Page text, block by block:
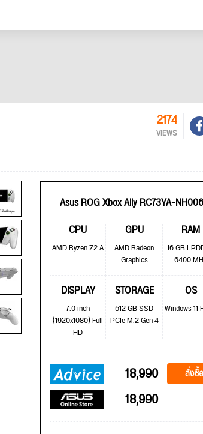
2174
VIEWS
Asus ROG Xbox Ally RC73YA-
CPU
AMD Ryzen Z2 A
GPU
AMD Radeon
Graphics
RAM
16 GB
6400
DISPLAY
7.0 inch
(1920x1080) Full
HD
STORAGE
512 GB SSD
PCIe M.2 Gen 4
OS
Windows 11
18,990 สั่งซื้อ
18,990